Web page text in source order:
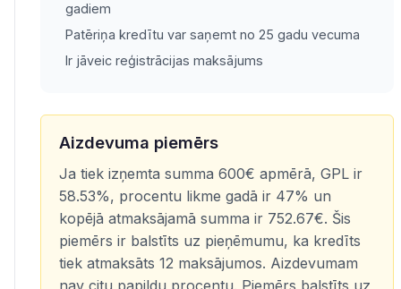
gadiem
Patēriņa kredītu var saņemt no 25 gadu vecuma
Ir jāveic reģistrācijas maksājums
Aizdevuma piemērs
Ja tiek izņemta summa 600€ apmērā, GPL ir
58.53%, procentu likme gadā ir 47% un
kopējā atmaksājamā summa ir 752.67€. Šis
piemērs ir balstīts uz pieņēmumu, ka kredīts
tiek atmaksāts 12 maksājumos. Aizdevumam